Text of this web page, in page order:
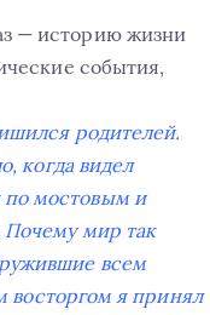
— историю жизни
события,
родителей.
когда видел
по мостовым и
Почему мир так
всем
восторгом я принял